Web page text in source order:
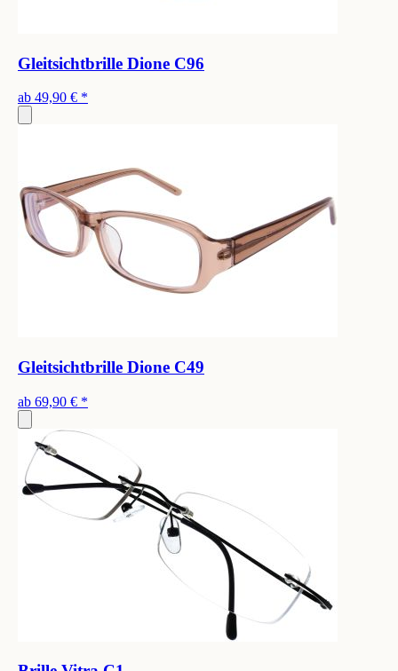
Gleitsichtbrille Dione C96
ab 49,90 € *
Gleitsichtbrille Dione C49
ab 69,90 € *